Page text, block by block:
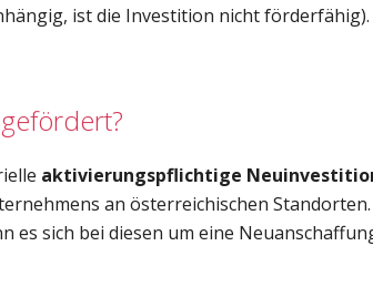
ist die Investition nicht förderfähig).
aktivierungspflichtige
an österreichischen
es sich bei diesen um eine